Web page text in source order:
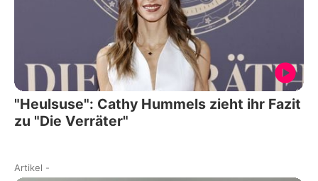
"Heulsuse": Cathy Hummels zieht ihr Fazit
zu "Die Verräter"
Artikel -